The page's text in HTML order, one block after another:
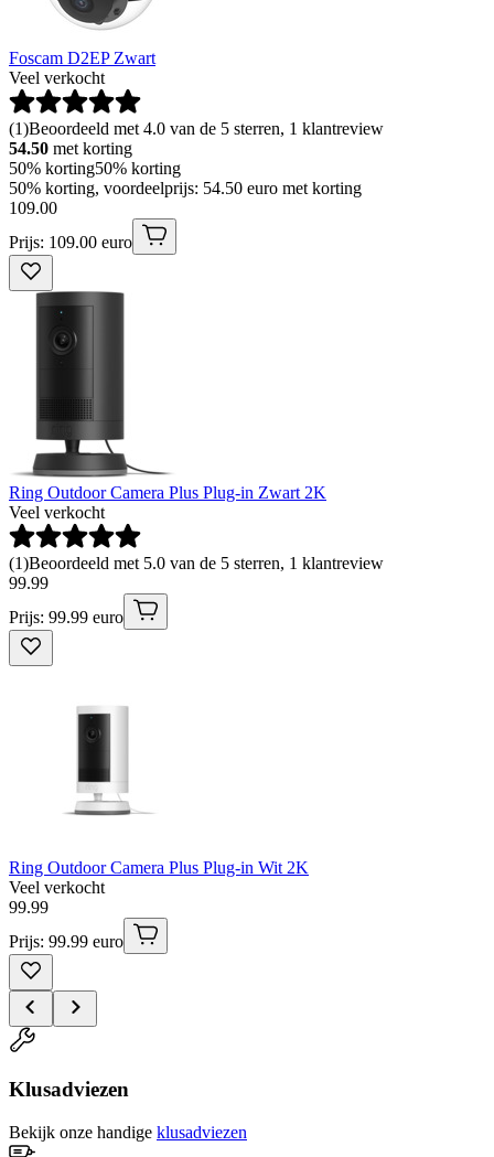
Foscam D2EP Zwart
Veel verkocht
(1)Beoordeeld met 4.0 van de 5 sterren, 1 klantreview
54.50 met korting
50% korting50% korting
50% korting, voordeelprijs: 54.50 euro met korting
109.00
Prijs: 109.00 euro
Ring Outdoor Camera Plus Plug-in Zwart 2K
Veel verkocht
(1)Beoordeeld met 5.0 van de 5 sterren, 1 klantreview
99.99
Prijs: 99.99 euro
Ring Outdoor Camera Plus Plug-in Wit 2K
Veel verkocht
99.99
Prijs: 99.99 euro
Klusadviezen
Bekijk onze handige klusadviezen